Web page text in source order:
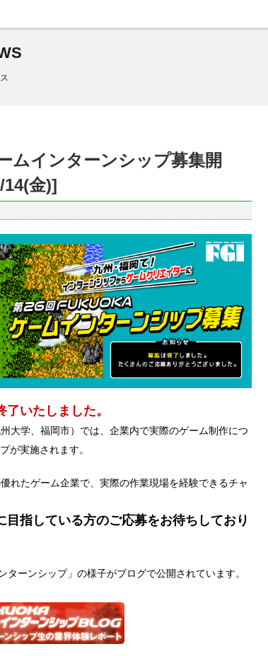
ムインターンシップ募集開
14(金)]
いたしました。
大学、福岡市）では、企業内で実際のゲーム制作につ
が実施されます。
れたゲーム企業で、実際の作業現場を経験できるチャ
指している方のご応募をお待ちしており
ターンシップ」の様子がブログで公開されています。